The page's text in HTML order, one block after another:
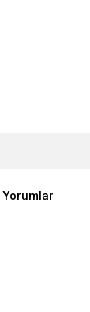
Yorumlar